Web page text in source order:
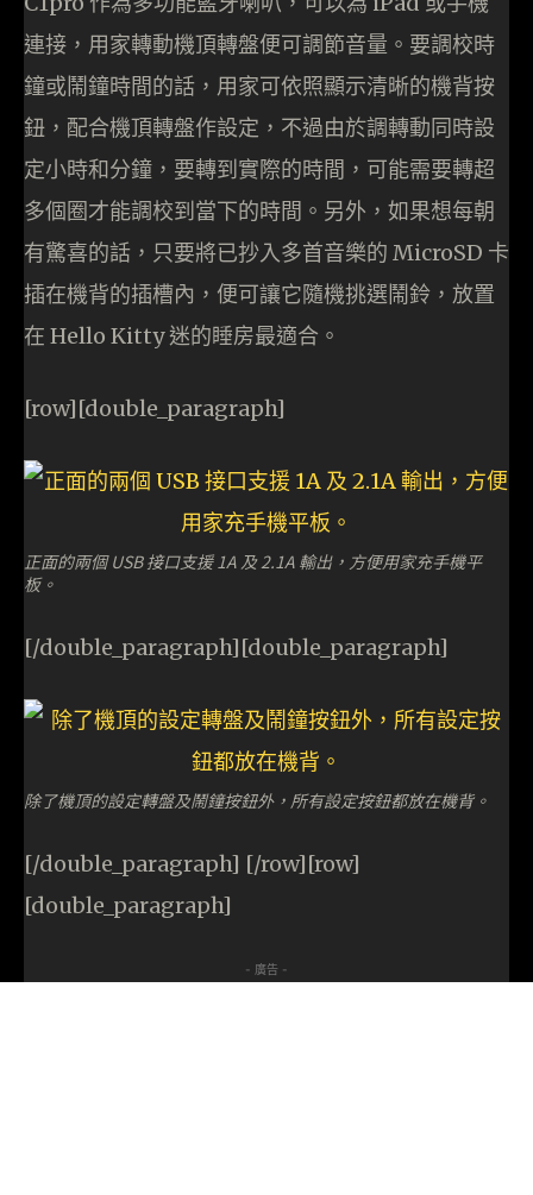
連接，用家轉動機頂轉盤便可調節音量。要調校時
鐘或鬧鐘時間的話，用家可依照顯示清晰的機背按
鈕，配合機頂轉盤作設定，不過由於調轉動同時設
定小時和分鐘，要轉到實際的時間，可能需要轉超
多個圈才能調校到當下的時間。另外，如果想每朝
有驚喜的話，只要將已抄入多首音樂的 MicroSD 卡
插在機背的插槽內，便可讓它隨機挑選鬧鈴，放置
在 Hello Kitty 迷的睡房最適合。
[row][double_paragraph]
正面的兩個 USB 接口支援 1A 及 2.1A 輸出，方便用家充手機平
板。
[/double_paragraph][double_paragraph]
除了機頂的設定轉盤及鬧鐘按鈕外，所有設定按鈕都放在機背。
[/double_paragraph] [/row][row]
[double_paragraph]
- 廣告 -